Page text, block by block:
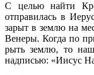
С целью найти
отправилась в
зарыт в землю на
Венеры. Когда по
рыть землю, то
надписью: «Иисус